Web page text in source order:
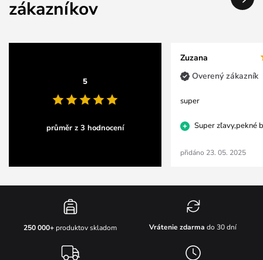
zákazníkov
5
průměr z 3 hodnocení
Zuzana
Overený zákazník
super
Super zľavy,pekné
přidáno 23. 05. 2025
250 000+ produktov skladom Vrátenie zdarma do 30 dní